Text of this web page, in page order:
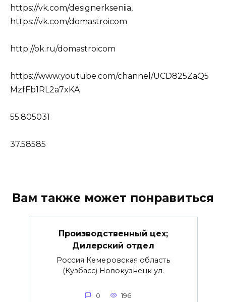
https://vk.com/designerkseniia,
https://vk.com/domastroicom
http://ok.ru/domastroicom
https://www.youtube.com/channel/UCD825ZaQ5
MzfFb1RL2a7xKA
55.805031
37.58585
Вам также может понравиться
Производственный цех;
Дилерский отдел
Россия Кемеровская область
(Кузбасс) Новокузнецк ул.
0 196